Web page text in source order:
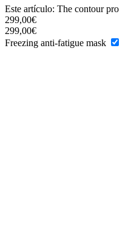
Este artículo: The contour pro
299,00€
299,00€
Freezing anti-fatigue mask